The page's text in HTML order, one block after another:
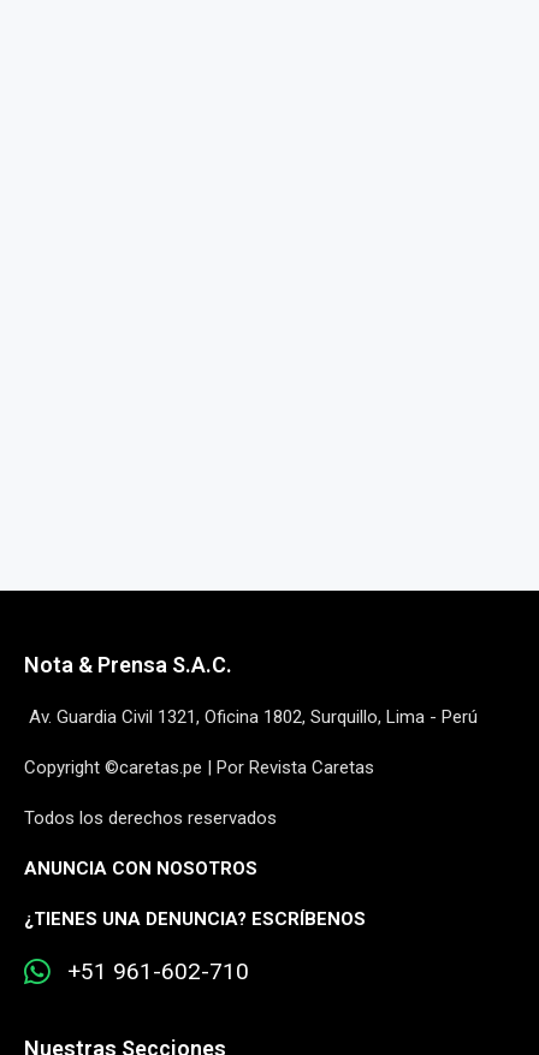
Nota & Prensa S.A.C.
Av. Guardia Civil 1321, Oficina 1802, Surquillo, Lima - Perú
Copyright ©caretas.pe | Por Revista Caretas
Todos los derechos reservados
ANUNCIA CON NOSOTROS
¿TIENES UNA DENUNCIA? ESCRÍBENOS
+51 961-602-710
Nuestras Secciones